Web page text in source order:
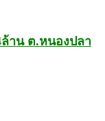
าน ต.หนองปลา